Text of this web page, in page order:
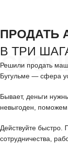
ПРОДАТЬ
В ТРИ
Решили продать
Бугульме — сфера
Бывает, деньги
невыгоден, поможем
Действуйте быстро.
сотрудничества,